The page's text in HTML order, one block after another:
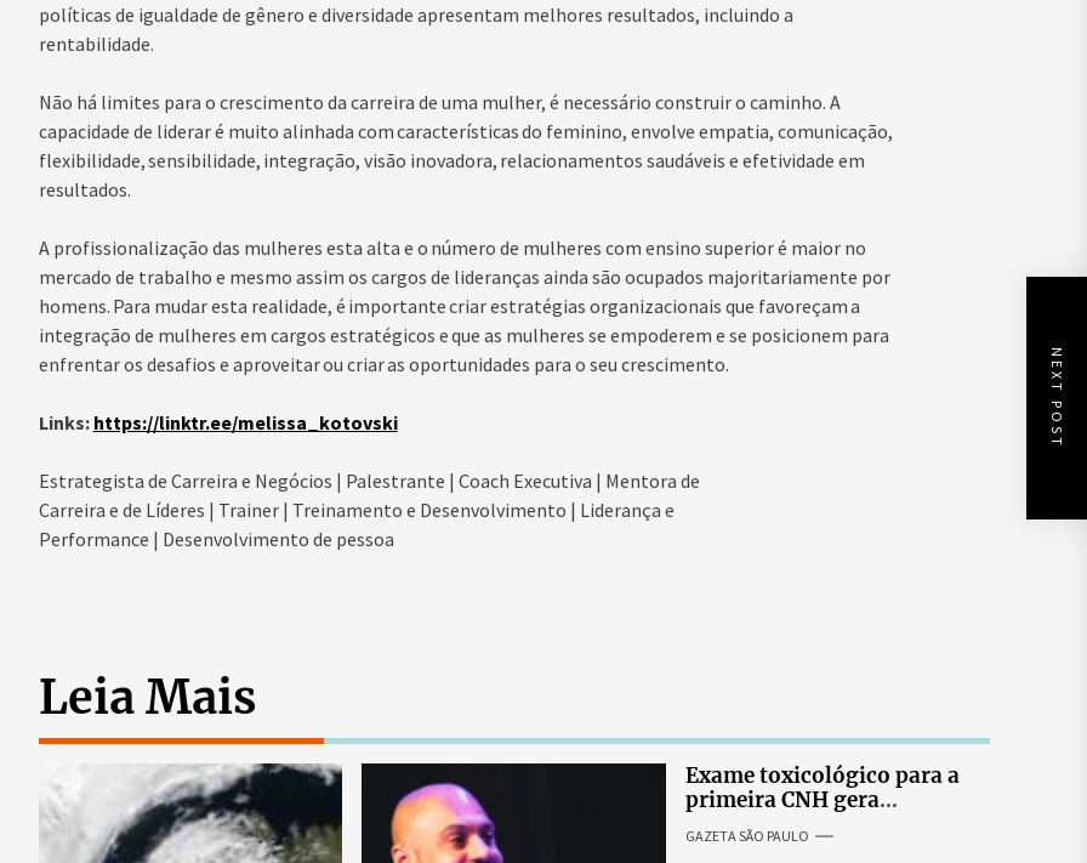
políticas de igualdade de gênero e diversidade apresentam melhores resultados, incluindo a
rentabilidade.
Não há limites para o crescimento da carreira de uma mulher, é necessário construir o caminho. A
capacidade de liderar é muito alinhada com características do feminino, envolve empatia, comunicação,
flexibilidade, sensibilidade, integração, visão inovadora, relacionamentos saudáveis e efetividade em
resultados.
A profissionalização das mulheres esta alta e o número de mulheres com ensino superior é maior no
mercado de trabalho e mesmo assim os cargos de lideranças ainda são ocupados majoritariamente por
homens. Para mudar esta realidade, é importante criar estratégias organizacionais que favoreçam a
integração de mulheres em cargos estratégicos e que as mulheres se empoderem e se posicionem para
enfrentar os desafios e aproveitar ou criar as oportunidades para o seu crescimento.
Links: https://linktr.ee/melissa_kotovski
Estrategista de Carreira e Negócios | Palestrante | Coach Executiva | Mentora de
Carreira e de Líderes | Trainer | Treinamento e Desenvolvimento | Liderança e
Performance | Desenvolvimento de pessoa
NEXT POST
Leia Mais
Exame toxicológico para a
primeira CNH gera
denúncias de cortes
excessivos de cabelo e
GAZETA SÃO PAULO